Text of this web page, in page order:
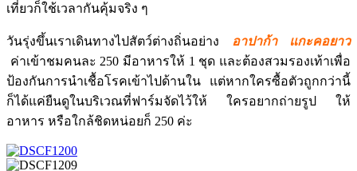
เที่ยวก็ใช้เวลากันคุ้มจริง ๆ
วันรุ่งขึ้นเราเดินทางไปสัตว์ต่างถิ่นอย่าง
อาปาก้า แกะคอยาว
ค่าเข้าชมคนละ 250 มีอาหารให้ 1 ชุด และต้องสวมรองเท้าเพื่อ
ป้องกันการนำเชื้อโรคเข้าไปด้านใน แต่หากใครซื้อตัวถูกกว่านี้
ก็ได้แค่ยืนดูในบริเวณที่ฟาร์มจัดไว้ให้ ใครอยากถ่ายรูป ให้
อาหาร หรือใกล้ชิดหน่อยก็ 250 ค่ะ